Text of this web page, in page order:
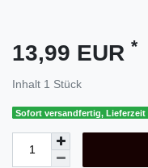
13,99 EUR *
Inhalt 1 Stück
Sofort versandfertig, Lieferzeit